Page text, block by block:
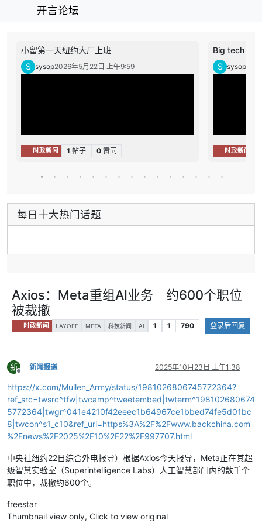
开言论坛
小留第一天纽约大厂上班
S sysop2026年5月22日 上午9:59
时政新闻 1 帖子 0 赞同
Big tech
S sysop
时政新闻
每日十大热门话题
Axios：Meta重组AI业务 约600个职位
被裁撤
时政新闻 LAYOFF META 科技新闻 AI 1 1 790 登录后回复
新
离线
新闻报道 2025年10月23日 上午1:38
https://x.com/Mullen_Army/status/1981026806745772364?
ref_src=twsrc^tfw|twcamp^tweetembed|twterm^198102680674
5772364|twgr^041e4210f42eeec1b64967ce1bbed74fe5d01bc
8|twcon^s1_c10&ref_url=https%3A%2F%2Fwww.backchina.com
%2Fnews%2F2025%2F10%2F22%2F997707.html
中央社纽约22日综合外电报导）根据Axios今天报导，Meta正在其超
级智慧实验室（Superintelligence Labs）人工智慧部门内的数千个
职位中，裁撤约600个。
freestar
Thumbnail view only, Click to view original